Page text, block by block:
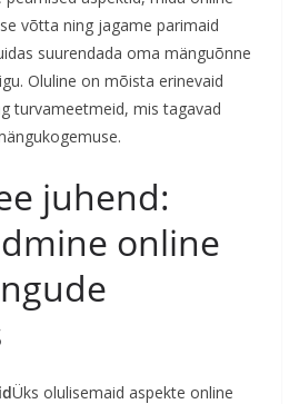
võtta ning jagame parimaid
suurendada oma mänguõnne
Oluline on mõista erinevaid
turvameetmeid, mis tagavad
juhend:
online
Üks olulisemaid aspekte online